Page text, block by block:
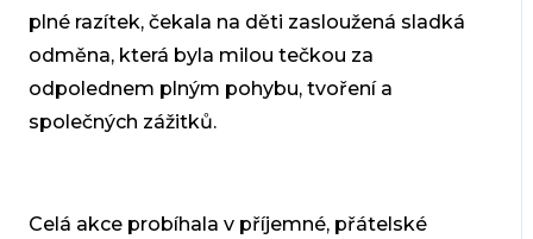
plné razítek, čekala na děti zasloužená sladká
odměna, která byla milou tečkou za
odpolednem plným pohybu, tvoření a
společných zážitků.
Celá akce probíhala v příjemné, přátelské